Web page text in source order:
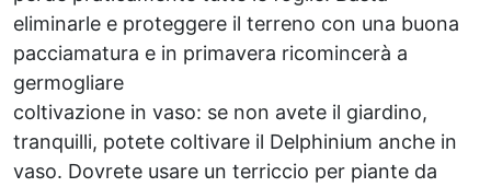
eliminarle e proteggere il terreno con una buona
pacciamatura e in primavera ricomincerà a
germogliare
coltivazione in vaso: se non avete il giardino,
tranquilli, potete coltivare il Delphinium anche in
vaso. Dovrete usare un terriccio per piante da